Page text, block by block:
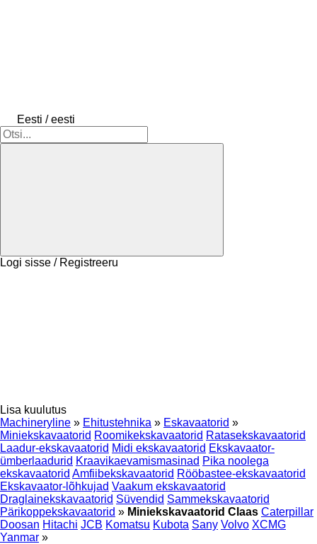
Eesti / eesti
Logi sisse / Registreeru
Lisa kuulutus
Machineryline » Ehitustehnika » Eskavaatorid »
Miniekskavaatorid Roomikekskavaatorid Ratasekskavaatorid
Laadur-ekskavaatorid Midi ekskavaatorid Ekskavaator-
ümberlaadurid Kraavikaevamismasinad Pika noolega
ekskavaatorid Amfiibekskavaatorid Rööbastee-ekskavaatorid
Ekskavaator-lõhkujad Vaakum ekskavaatorid
Draglainekskavaatorid Süvendid Sammekskavaatorid
Pärikoppekskavaatorid » Miniekskavaatorid Claas Caterpillar
Doosan Hitachi JCB Komatsu Kubota Sany Volvo XCMG
Yanmar »